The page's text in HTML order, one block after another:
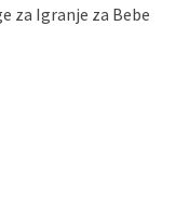
Vaših osobnih
poštom na
na adresu:
za Igranje za Bebe